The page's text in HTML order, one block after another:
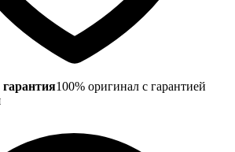
100% оригинал с гарантией